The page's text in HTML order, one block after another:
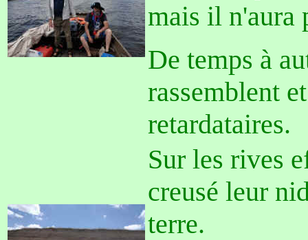
mais il n'aura
De temps à
rassemblent
retardataires.
Sur les rives
creusé leur
terre.